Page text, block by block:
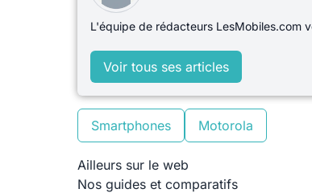
L'équipe de rédacteurs LesMobiles.com
Voir tous ses articles
Smartphones Motorola
Ailleurs sur le web
Nos guides et comparatifs